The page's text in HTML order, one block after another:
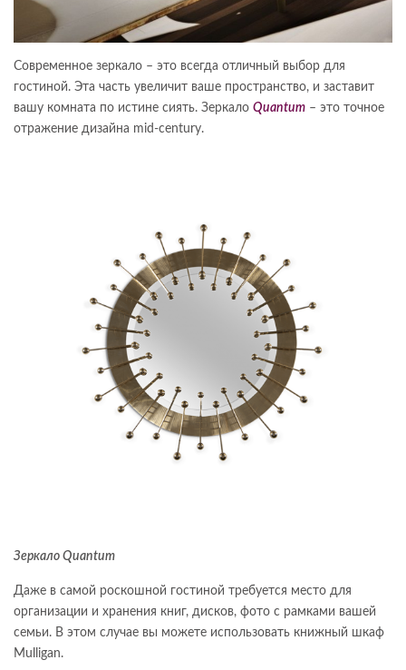
Современное зеркало – это всегда отличный выбор для
гостиной. Эта часть увеличит ваше пространство, и заставит
вашу комната по истине сиять. Зеркало Quantum – это точное
отражение дизайна mid-century.
Зеркало Quantum
Даже в самой роскошной гостиной требуется место для
организации и хранения книг, дисков, фото с рамками вашей
семьи. В этом случае вы можете использовать книжный шкаф
Mulligan.